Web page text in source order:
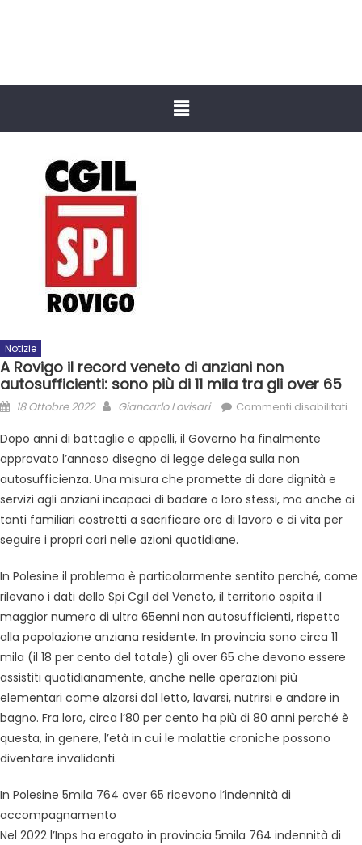
Notizie
A Rovigo il record veneto di anziani non
autosufficienti: sono più di 11 mila tra gli over 65
18 Ottobre 2022 Giancarlo Lovisari Commenti disabilitati
Dopo anni di battaglie e appelli, il Governo ha finalmente
approvato l’annoso disegno di legge delega sulla non
autosufficienza. Una misura che promette di dare dignità e
servizi agli anziani incapaci di badare a loro stessi, ma anche ai
tanti familiari costretti a sacrificare ore di lavoro e di vita per
seguire i propri cari nelle azioni quotidiane.
In Polesine il problema è particolarmente sentito perché, come
rilevano i dati dello Spi Cgil del Veneto, il territorio ospita il
maggior numero di ultra 65enni non autosufficienti, rispetto
alla popolazione anziana residente. In provincia sono circa 11
mila (il 18 per cento del totale) gli over 65 che devono essere
assistiti quotidianamente, anche nelle operazioni più
elementari come alzarsi dal letto, lavarsi, nutrirsi e andare in
bagno. Fra loro, circa l’80 per cento ha più di 80 anni perché è
questa, in genere, l’età in cui le malattie croniche possono
diventare invalidanti.
In Polesine 5mila 764 over 65 ricevono l’indennità di
accompagnamento
Nel 2022 l’Inps ha erogato in provincia 5mila 764 indennità di